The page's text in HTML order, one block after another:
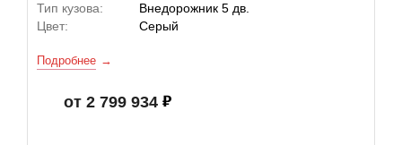
Тип кузова:
Внедорожник 5 дв.
Цвет:
Серый
Подробнее
от 2 799 934